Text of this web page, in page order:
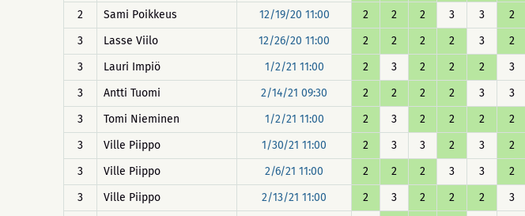
2
Sami Poikkeus 12/19/20 11:00 2 2 2 3 3 2
3
Lasse Viilo 12/26/20 11:00 2 2 2 2 3 2
3
Lauri Impiö 1/2/21 11:00 2 3 2 2 2 3
3
Antti Tuomi 2/14/21 09:30 2 2 2 2 3 3
3
Tomi Nieminen 1/2/21 11:00 2 3 2 2 2 2
3
Ville Piippo 1/30/21 11:00 2 3 3 2 3 2
3
Ville Piippo 2/6/21 11:00 2 2 2 3 3 2
3
Ville Piippo 2/13/21 11:00 2 3 2 2 2 3